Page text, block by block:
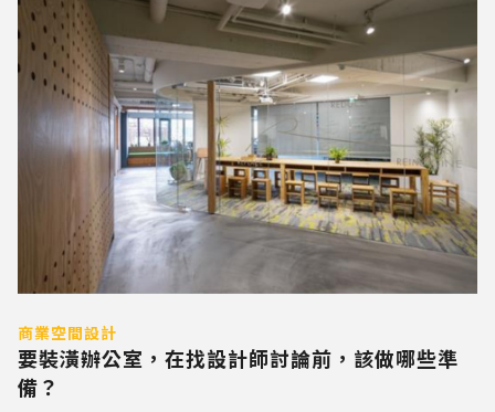
商業空間設計
要裝潢辦公室，在找設計師討論前，該做哪些準
備？